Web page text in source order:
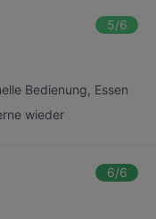
5/6
Bedienung, Essen
wieder
6/6